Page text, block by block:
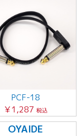
PCF-18
￥1,287 税込
OYAIDE